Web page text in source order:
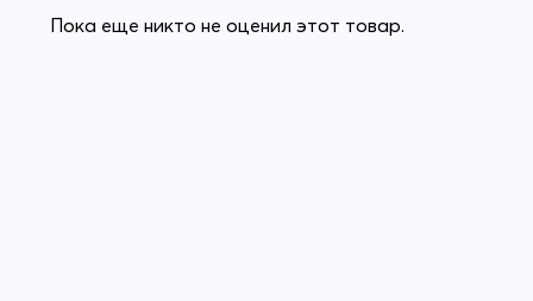
Пока еще никто не оценил этот товар.